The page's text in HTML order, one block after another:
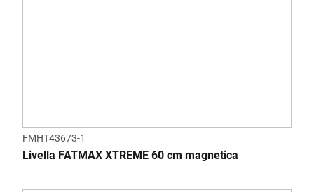
FMHT43673-1
Livella FATMAX XTREME 60 cm magnetica